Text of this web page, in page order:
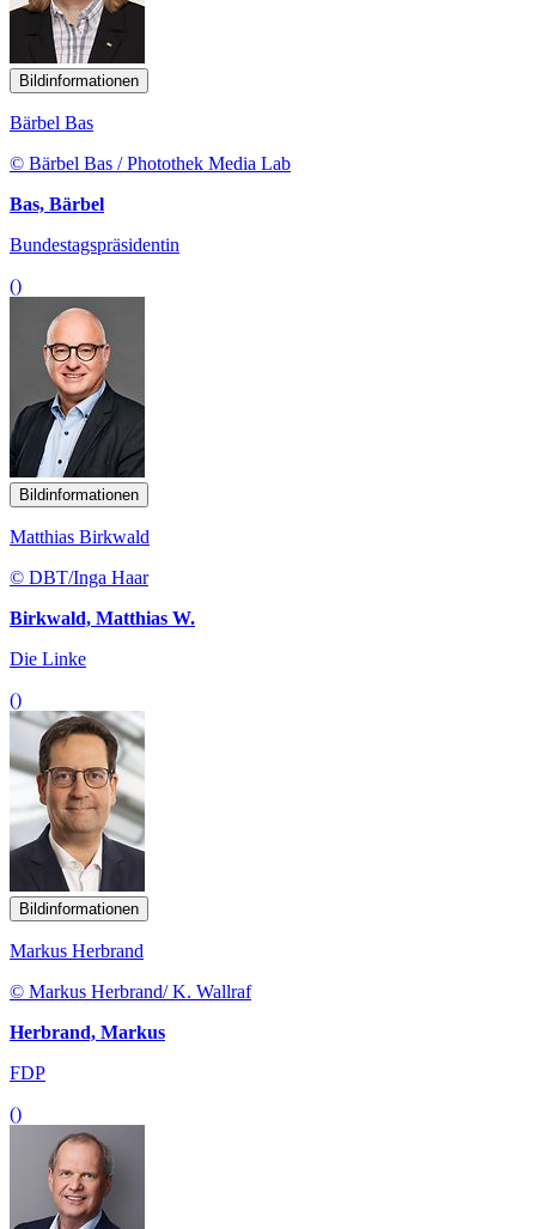
Bildinformationen
Bärbel Bas
© Bärbel Bas / Photothek Media Lab
Bas, Bärbel
Bundestagspräsidentin
()
Bildinformationen
Matthias Birkwald
© DBT/Inga Haar
Birkwald, Matthias W.
Die Linke
()
Bildinformationen
Markus Herbrand
© Markus Herbrand/ K. Wallraf
Herbrand, Markus
FDP
()